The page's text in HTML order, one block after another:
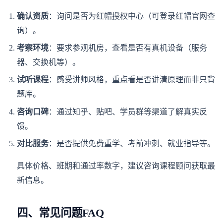
确认资质：询问是否为红帽授权中心（可登录红帽官网查
询）。
考察环境：要求参观机房，查看是否有真机设备（服务
器、交换机等）。
试听课程：感受讲师风格，重点看是否讲清原理而非只背
题库。
咨询口碑：通过知乎、贴吧、学员群等渠道了解真实反
馈。
对比服务：是否提供免费重学、考前冲刺、就业指导等。
具体价格、班期和通过率数字，建议咨询课程顾问获取最
新信息。
四、常见问题FAQ